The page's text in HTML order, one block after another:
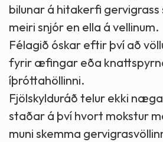
bilunar á hitakerfi
meiri snjór en ella á vellinum.
Félagið óskar eftir því að
fyrir æfingar eða
íþróttahöllinni.
Fjölskylduráð telur ekki
staðar á því hvort mokstur
muni skemma